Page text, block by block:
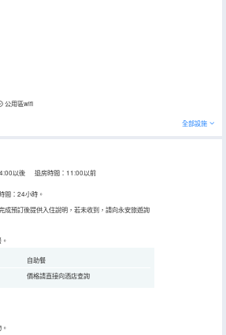
公用區wifi
全部設施
以後 退房時間：11:00以前
間：24小時。
成預訂後提供入住說明，若未收到，請向永安旅遊詢
自助餐
價格請直接向酒店查詢